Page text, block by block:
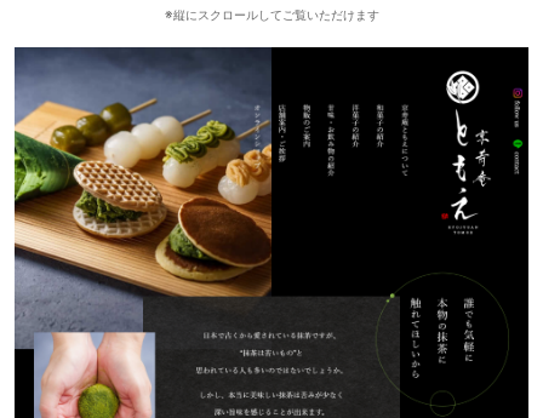
※縦にスクロールしてご覧いただけます